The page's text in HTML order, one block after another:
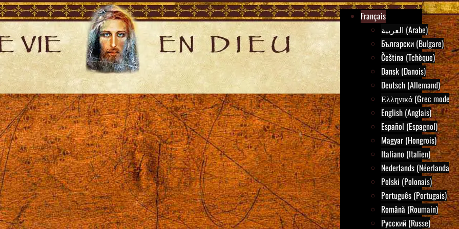
Français
العربية (Arabe)
Български (Bulgare)
Čeština (Tchèque)
Dansk (Danois)
Deutsch (Allemand)
Ελληνικά (Grec
English (Anglais)
Español (Espagnol)
Magyar (Hongrois)
Italiano (Italien)
Nederlands (Néerlandais)
Polski (Polonais)
Português (Portugais)
Română (Roumain)
Русский (Russe)